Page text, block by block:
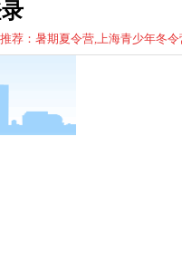
荐：暑期夏令营,上海青少年冬令